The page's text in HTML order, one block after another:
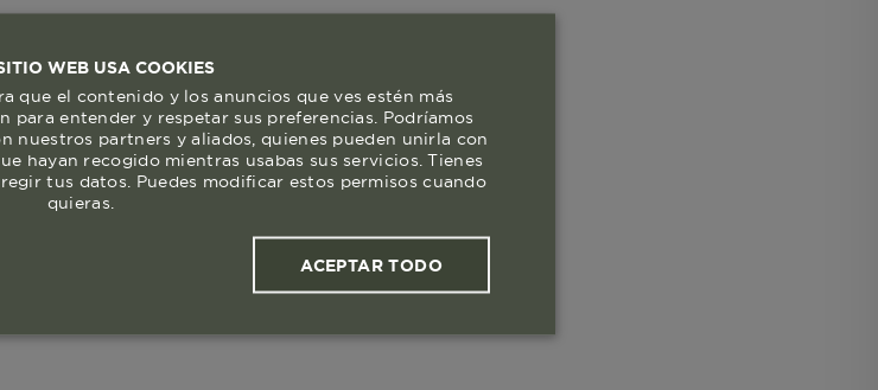
WEB USA COOKIES
que el contenido y los anuncios que ves estén más
para entender y respetar sus preferencias. Podríamos
nuestros partners y aliados, quienes pueden unirla con
hayan recogido mientras usabas sus servicios. Tienes
tus datos. Puedes modificar estos permisos cuando
quieras.
ACEPTAR TODO
Cookies de
Cookies funcionales